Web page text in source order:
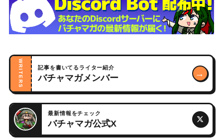
WRITERS 記事を書いてるライター紹介
バチャマガメンバー →
最新情報をチェック
バチャマガ公式X